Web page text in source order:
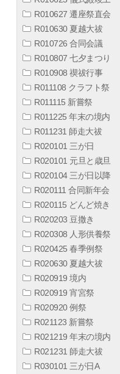
R010627 遷座祭直会
R010630 夏越大祓
R010726 合同会議
R010807 七夕まつり
R010908 禊祓行事
R011108 クラフト祭
R011115 新嘗祭
R011225 年末の境内
R011231 師走大祓
R020101 三が日
R020101 元旦と歳旦
R020104 三が日以降
R020111 合同新年会
R020115 どんど焼き
R020203 豆撒き
R020308 人形供養祭
R020425 春季例祭
R020630 夏越大祓
R020919 境内
R020919 宵宮祭
R020920 例祭
R021123 新嘗祭
R021219 年末の境内
R021231 師走大祓
R030101 三が日A